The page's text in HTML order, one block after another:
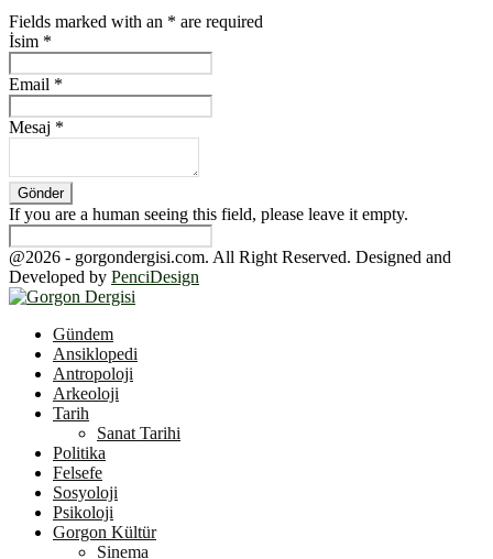
Fields marked with an * are required
İsim *
Email *
Mesaj *
If you are a human seeing this field, please leave it empty.
@2026 - gorgondergisi.com. All Right Reserved. Designed and
Developed by PenciDesign
Gündem
Ansiklopedi
Antropoloji
Arkeoloji
Tarih
Sanat Tarihi
Politika
Felsefe
Sosyoloji
Psikoloji
Gorgon Kültür
Sinema